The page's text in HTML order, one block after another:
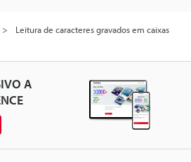
Leitura de caracteres gravados em caixas
A